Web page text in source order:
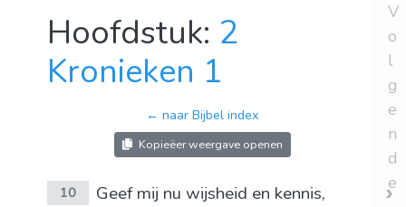
Hoofdstuk: 2
Kronieken 1
← naar Bijbel index
Kopieëer weergave openen
10
Geef mij nu wijsheid en kennis,
V
o
l
g
e
n
d
e